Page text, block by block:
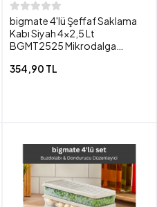
bigmate 4'lü Şeffaf Saklama
Kabı Siyah 4x2,5 Lt
BGMT2525 Mikrodalga
Uyumlu Düzenleyici
354,90 TL